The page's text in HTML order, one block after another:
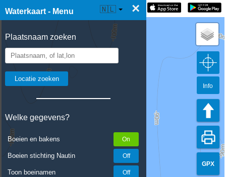
Waterkaart - Menu ×
Plaatsnaam zoeken
Welke gegevens?
Boeien en bakens
Boeien stichting Nautin
Toon boeinamen
☰ Waterkaart Live 🇳🇱
GPX
Info